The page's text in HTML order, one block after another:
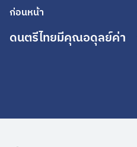
ก่อนหน้า
ดนตรีไทยมีคุณอดุลย์ค่า